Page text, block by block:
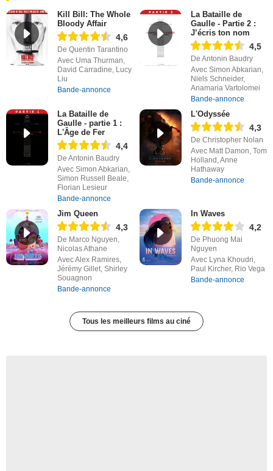
Kill Bill: The Whole
Bloody Affair
4,6
De Quentin Tarantino
Avec Uma Thurman,
David Carradine, Lucy
Liu
Bande-annonce
La Bataille de
Gaulle - Partie 2 :
J’écris ton nom
4,5
De Antonin Baudry
Avec Simon Abkarian,
Niels Schneider,
Anamaria Vartolomei
Bande-annonce
La Bataille de
Gaulle - partie 1 :
L'Âge de Fer
4,4
De Antonin Baudry
Avec Simon Abkarian,
Simon Russell Beale,
Florian Lesieur
Bande-annonce
L'Odyssée
4,3
De Christopher Nolan
Avec Matt Damon, Tom
Holland, Anne
Hathaway
Bande-annonce
Jim Queen
4,3
De Marco Nguyen,
Nicolas Athane
Avec Alex Ramires,
Jérémy Gillet, Shirley
Souagnon
Bande-annonce
In Waves
4,2
De Phuong Mai
Nguyen
Avec Lyna Khoudri,
Paul Kircher, Rio Vega
Bande-annonce
Tous les meilleurs films au ciné